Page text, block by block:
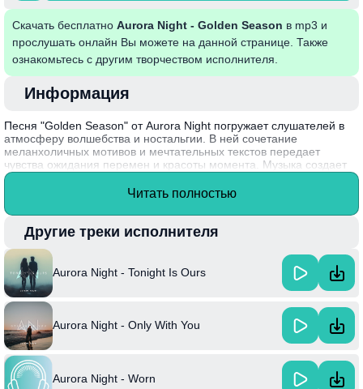
Скачать бесплатно Aurora Night - Golden Season в mp3 и
прослушать онлайн Вы можете на данной странице. Также
ознакомьтесь с другим творчеством исполнителя.
Информация
Песня "Golden Season" от Aurora Night погружает слушателей в
атмосферу волшебства и ностальгии. В ней сочетание
меланхоличных мотивов и мечтательных текстов передает
чувства ожидания перемен и красоты момента. Музыка создает
образ золотого времени, когда все кажется возможным, а каждое
мгновение наполнено магией. Эта композиция вдохновляет на
каждый миг.
Aurora Night, талантливая исполнительница из Норвегии, создает
музыку, которая резонирует с эмоциями многих слушателей,
внося в свои тексты личные переживания и глубокие смысловые
слои.
Читать полностью
Другие треки исполнителя
Aurora Night - Tonight Is Ours
Aurora Night - Only With You
Aurora Night - Worn